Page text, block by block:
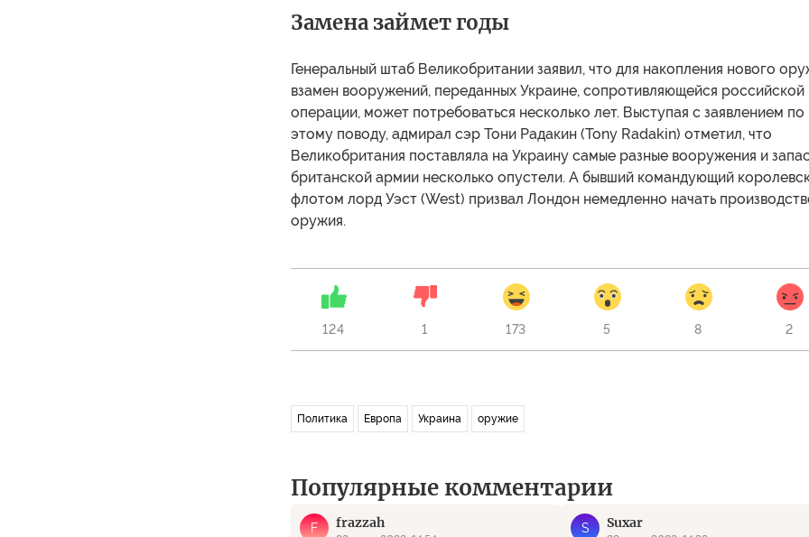
Замена займет годы
Генеральный штаб Великобритании заявил, что для накопления нового
взамен вооружений, переданных Украине, сопротивляющейся российской
операции, может потребоваться несколько лет. Выступая с заявлением по
этому поводу, адмирал сэр Тони Радакин (Tony Radakin) отметил, что
Великобритания поставляла на Украину самые разные вооружения и
британской армии несколько опустели. А бывший командующий
флотом лорд Уэст (West) призвал Лондон немедленно начать
оружия.
124 1 173 5 8 2
Политика Европа Украина оружие
Популярные комментарии
F frazzah S Suxar